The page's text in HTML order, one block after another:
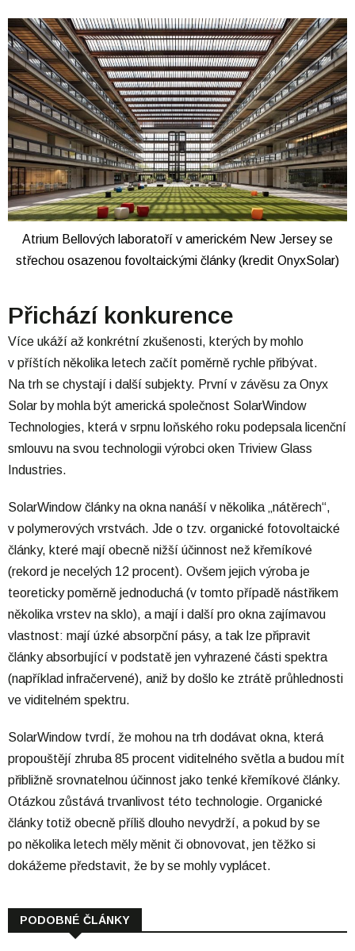
Atrium Bellových laboratoří v americkém New Jersey se
střechou osazenou fovoltaickými články (kredit OnyxSolar)
Přichází konkurence
Více ukáží až konkrétní zkušenosti, kterých by mohlo
v příštích několika letech začít poměrně rychle přibývat.
Na trh se chystají i další subjekty. První v závěsu za Onyx
Solar by mohla být americká společnost SolarWindow
Technologies, která v srpnu loňského roku podepsala licenční
smlouvu na svou technologii výrobci oken Triview Glass
Industries.
SolarWindow články na okna nanáší v několika „nátěrech“,
v polymerových vrstvách. Jde o tzv. organické fotovoltaické
články, které mají obecně nižší účinnost než křemíkové
(rekord je necelých 12 procent). Ovšem jejich výroba je
teoreticky poměrně jednoduchá (v tomto případě nástřikem
několika vrstev na sklo), a mají i další pro okna zajímavou
vlastnost: mají úzké absorpční pásy, a tak lze připravit
články absorbující v podstatě jen vyhrazené části spektra
(například infračervené), aniž by došlo ke ztrátě průhlednosti
ve viditelném spektru.
SolarWindow tvrdí, že mohou na trh dodávat okna, která
propouštějí zhruba 85 procent viditelného světla a budou mít
přibližně srovnatelnou účinnost jako tenké křemíkové články.
Otázkou zůstává trvanlivost této technologie. Organické
články totiž obecně příliš dlouho nevydrží, a pokud by se
po několika letech měly měnit či obnovovat, jen těžko si
dokážeme představit, že by se mohly vyplácet.
PODOBNÉ ČLÁNKY